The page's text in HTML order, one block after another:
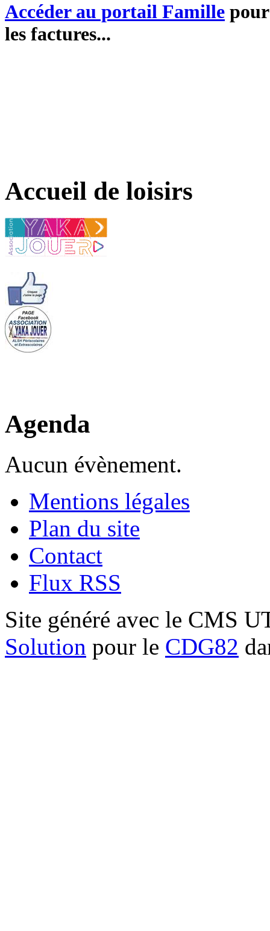
Accéder au portail Famille
les factures...
Accueil de loisirs
Agenda
Aucun évènement.
Mentions légales
Plan du site
Contact
Flux RSS
Site généré avec le CMS
Solution pour le CDG82